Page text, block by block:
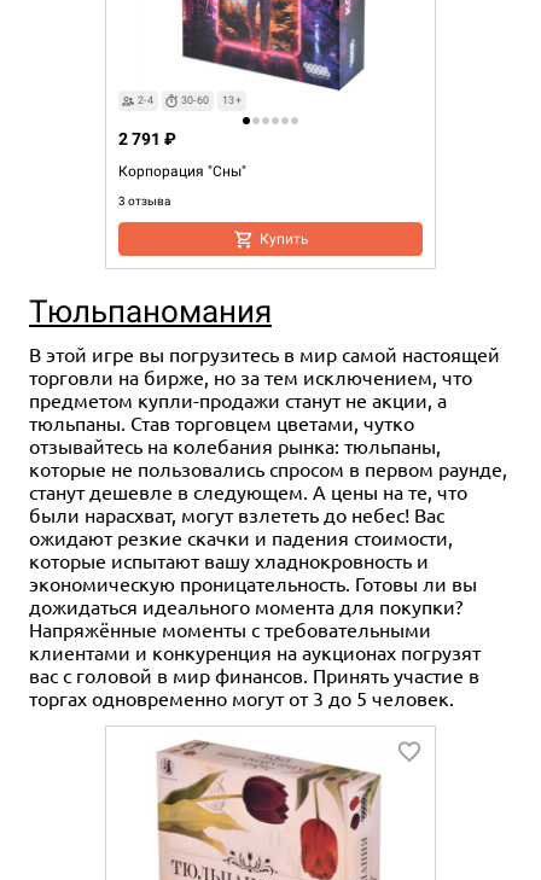
2-4 30-60 13+
Корпорация "Сны"
3 отзыва
2 791 ₽
Купить
Тюльпаномания
В этой игре вы погрузитесь в мир самой настоящей
торговли на бирже, но за тем исключением, что
предметом купли-продажи станут не акции, а
тюльпаны. Став торговцем цветами, чутко
отзывайтесь на колебания рынка: тюльпаны,
которые не пользовались спросом в первом раунде,
станут дешевле в следующем. А цены на те, что
были нарасхват, могут взлететь до небес! Вас
ожидают резкие скачки и падения стоимости,
которые испытают вашу хладнокровность и
экономическую проницательность. Готовы ли вы
дожидаться идеального момента для покупки?
Напряжённые моменты с требовательными
клиентами и конкуренция на аукционах погрузят
вас с головой в мир финансов. Принять участие в
торгах одновременно могут от 3 до 5 человек.